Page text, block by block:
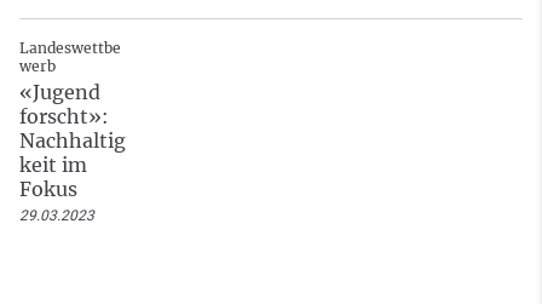
Landeswettbe
werb
«Jugend
forscht»:
Nachhaltig
keit im
Fokus
29.03.2023